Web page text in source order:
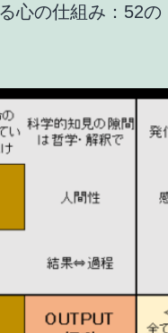
心の仕組み：52の